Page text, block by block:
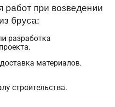
при возведении
бруса:
разработка
материалов.
строительства.